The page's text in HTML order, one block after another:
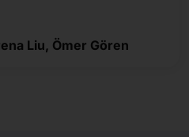
Liu, Ömer Gören